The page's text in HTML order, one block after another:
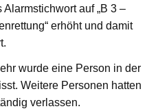
auf „B 3 –
erhöht und damit
wurde eine Person in der
Weitere Personen hatten
verlassen.